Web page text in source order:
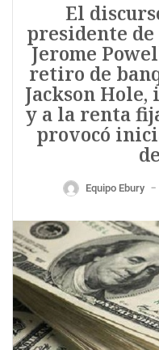
El
presidente de
Jerome
retiro de
Jackson Hole,
y a la renta
provocó
Equipo Ebury —